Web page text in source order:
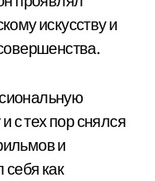
искусству и
с тех пор снялся
и
как